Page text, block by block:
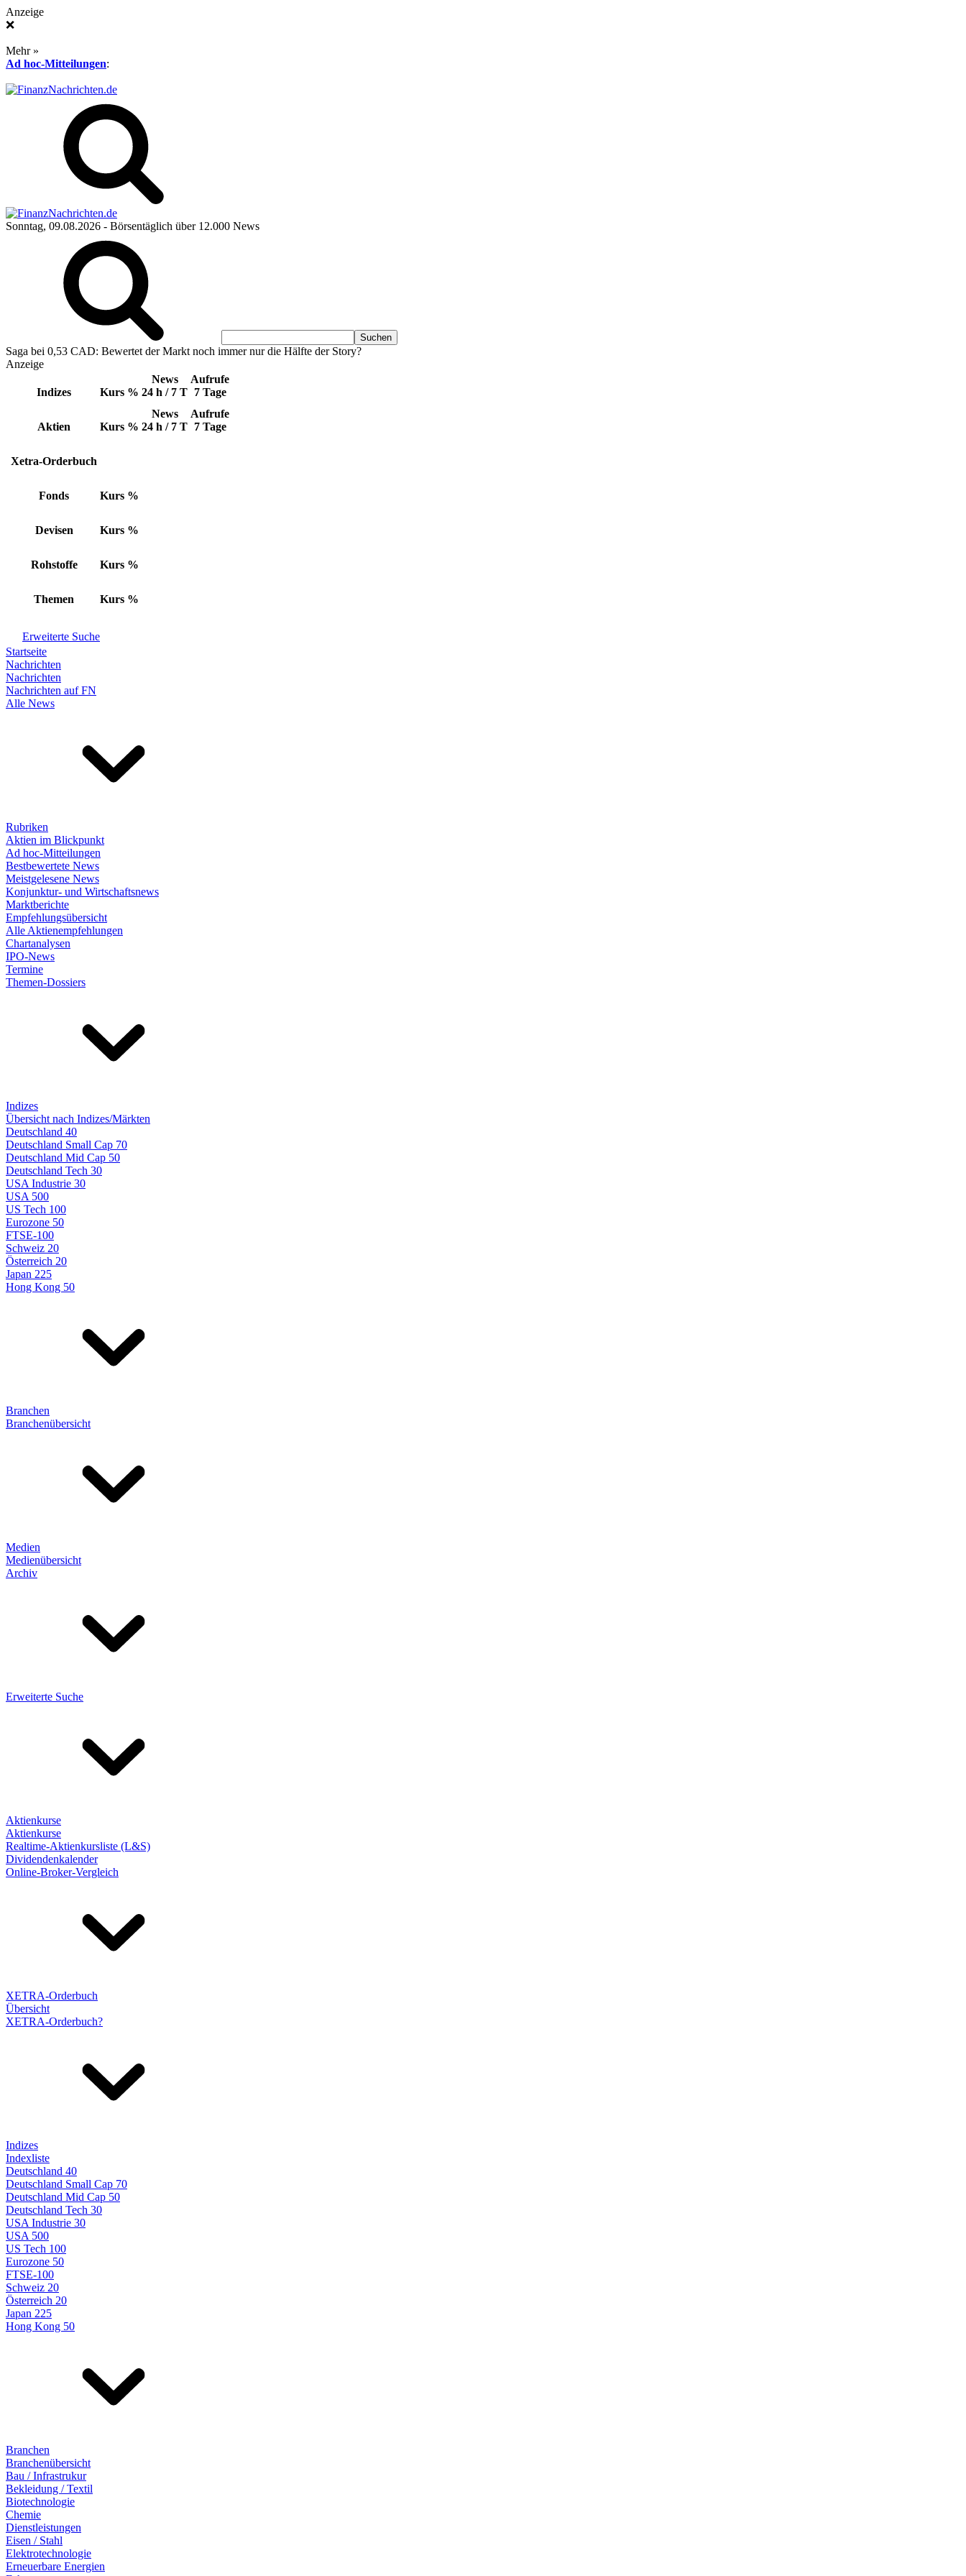
Anzeige
❌
Mehr »
Ad hoc-Mitteilungen:
Sonntag, 09.08.2026 - Börsentäglich über 12.000 News
Saga bei 0,53 CAD: Bewertet der Markt noch immer nur die Hälfte der Story?
Anzeige
Indizes Kurs %
News
24 h / 7 T
Aufrufe
7 Tage
Aktien Kurs %
News
24 h / 7 T
Aufrufe
7 Tage
Xetra-Orderbuch
Fonds Kurs %
Devisen Kurs %
Rohstoffe Kurs %
Themen Kurs %
Erweiterte Suche
Startseite
Nachrichten
Nachrichten
Nachrichten auf FN
Alle News
Rubriken
Aktien im Blickpunkt
Ad hoc-Mitteilungen
Bestbewertete News
Meistgelesene News
Konjunktur- und Wirtschaftsnews
Marktberichte
Empfehlungsübersicht
Alle Aktienempfehlungen
Chartanalysen
IPO-News
Termine
Themen-Dossiers
Indizes
Übersicht nach Indizes/Märkten
Deutschland 40
Deutschland Small Cap 70
Deutschland Mid Cap 50
Deutschland Tech 30
USA Industrie 30
USA 500
US Tech 100
Eurozone 50
FTSE-100
Schweiz 20
Österreich 20
Japan 225
Hong Kong 50
Branchen
Branchenübersicht
Medien
Medienübersicht
Archiv
Erweiterte Suche
Aktienkurse
Aktienkurse
Realtime-Aktienkursliste (L&S)
Dividendenkalender
Online-Broker-Vergleich
XETRA-Orderbuch
Übersicht
XETRA-Orderbuch?
Indizes
Indexliste
Deutschland 40
Deutschland Small Cap 70
Deutschland Mid Cap 50
Deutschland Tech 30
USA Industrie 30
USA 500
US Tech 100
Eurozone 50
FTSE-100
Schweiz 20
Österreich 20
Japan 225
Hong Kong 50
Branchen
Branchenübersicht
Bau / Infrastrukur
Bekleidung / Textil
Biotechnologie
Chemie
Dienstleistungen
Eisen / Stahl
Elektrotechnologie
Erneuerbare Energien